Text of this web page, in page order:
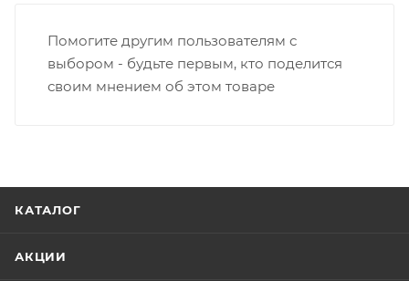
Помогите другим пользователям с
выбором - будьте первым, кто поделится
своим мнением об этом товаре
КАТАЛОГ
АКЦИИ